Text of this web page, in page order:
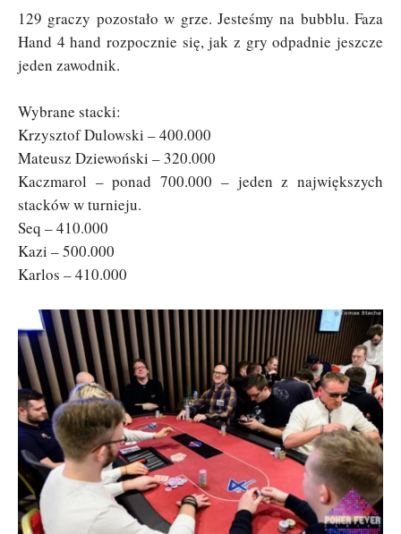
129 graczy pozostało w grze. Jesteśmy na bubblu. Faza
Hand 4 hand rozpocznie się, jak z gry odpadnie jeszcze
jeden zawodnik.
Wybrane stacki:
Krzysztof Dulowski – 400.000
Mateusz Dziewoński – 320.000
Kaczmarol – ponad 700.000 – jeden z największych
stacków w turnieju.
Seq – 410.000
Kazi – 500.000
Karlos – 410.000